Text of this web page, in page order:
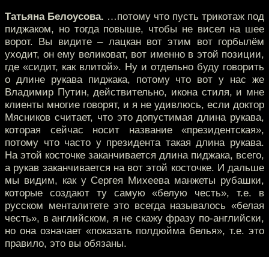
Татьяна Белоусова. …потому что пусть трикотаж под
пиджаком, но тогда повыше, чтобы не висел на шее
ворот. Вы видите – лацкан вот этим вот горбылём
уходит, он ему великоват, вот именно в этой позиции,
где «сидит, как влитой». Ну и отдельно буду говорить
о длине рукава пиджака, потому что вот у нас же
Владимир Путин, действительно, икона стиля, и мне
клиенты многие говорят, и я не удивлюсь, если доктор
Мясников считает, что это допустимая длина рукава,
которая сейчас носит название «президентская»,
потому что часто у президента такая длина рукава.
На этой косточке заканчивается длина пиджака, всего,
а рукав заканчивается на вот этой косточке. И дальше
мы видим, как у Сергея Михеева манжеты рубашки,
которые создают ту самую «белую честь», т.е. в
русском менталитете это всегда называлось «белая
честь», в английском, я не скажу фразу по-английски,
но она означает «показать полдюйма белья», т.е. это
правило, это вы обязаны.